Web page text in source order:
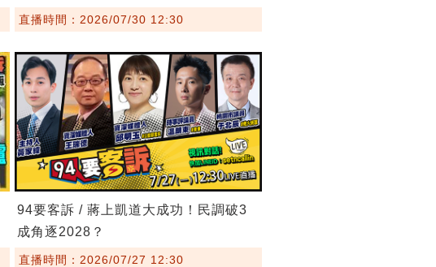
直播時間：2026/07/30 12:30
94要客訴 / 蔣上凱道大成功！民調破3
成角逐2028？
直播時間：2026/07/27 12:30